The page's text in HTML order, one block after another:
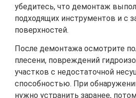
убедитесь, что демонтаж
подходящих инструментов и с
поверхностей.
После демонтажа осмотрите
плесени, повреждений
участков с недостаточной
способностью. При
нужно устранить заранее,